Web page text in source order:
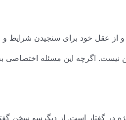
عقل خود برای سنجیدن
اگرچه این مسئله اختصاصی
در گفتار است. از دیگرسو